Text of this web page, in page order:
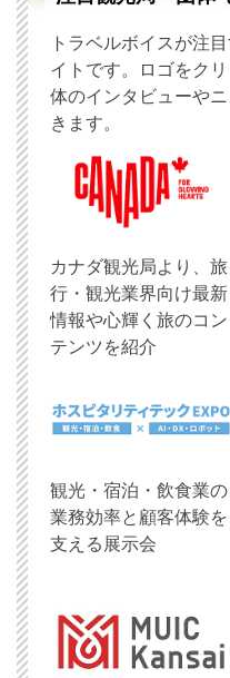
トラベルボイスが注
イトです。ロゴをク
体のインタビューや
きます。
​カナダ観光局より、旅
行・観光業界向け最新
情報や心輝く旅のコン
テンツを紹介
観光・宿泊・飲食業の
業務効率と顧客体験を
支える展示会